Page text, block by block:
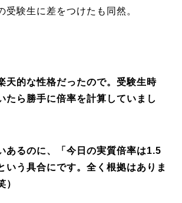
受験生に差をつけたも同然。
天的な性格だったので。受験生時
たら勝手に倍率を計算していまし
あるのに、「今日の実質倍率は1.5
いう具合にです。全く根拠はありま
）